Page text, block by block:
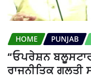
HOME PUNJAB
“ਓਪਰੇਸ਼ਨ
ਰਾਜਨੀਤਿਕ